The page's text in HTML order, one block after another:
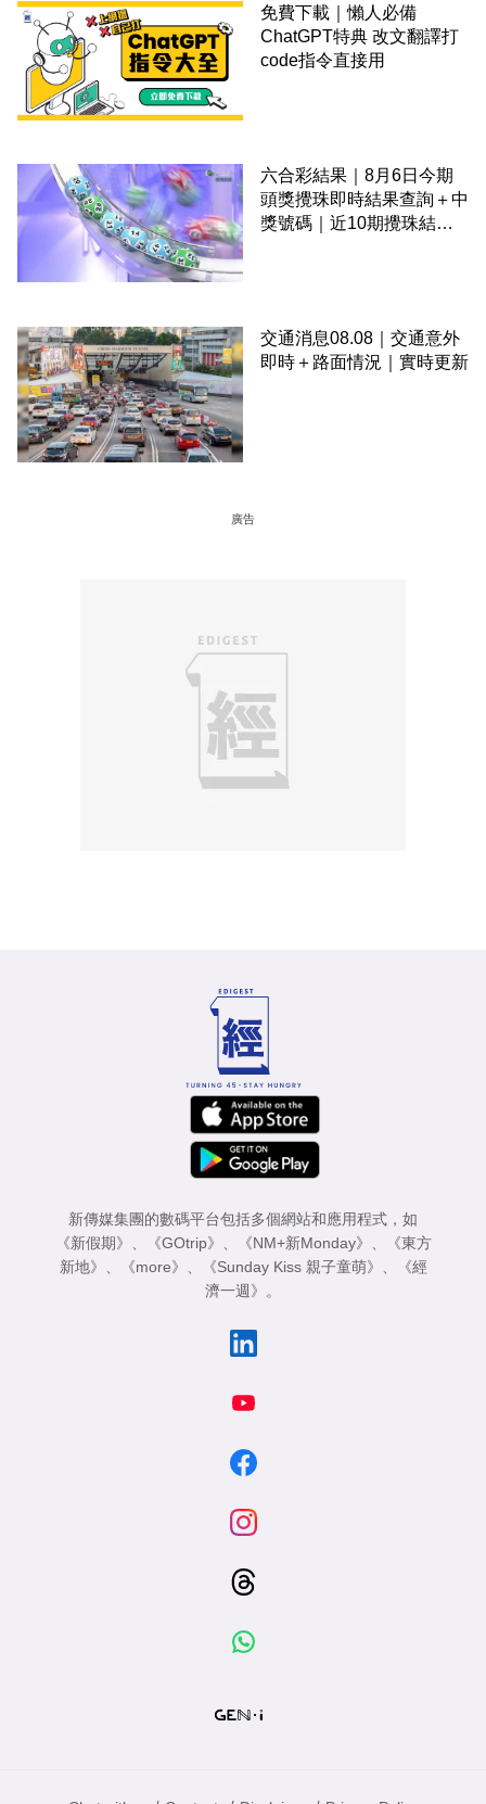
免費下載｜懶人必備
ChatGPT特典 改文翻譯打
code指令直接用
六合彩結果｜8月6日今期
頭獎攪珠即時結果查詢＋中
獎號碼｜近10期攪珠結果
交通消息08.08｜交通意外
即時＋路面情況｜實時更新
廣告
新傳媒集團的數碼平台包括多個網站和應用程式，如
《新假期》 、 《GOtrip》 、 《NM+新Monday》 、
《東方
新地》 、 《more》 、 《Sunday Kiss 親子童萌》 、
《經
濟一週》 。